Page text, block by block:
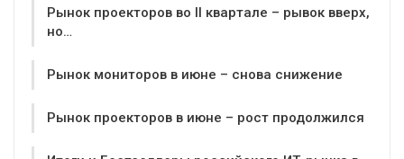
Рынок проекторов во II квартале – рывок вверх,
но…
Рынок мониторов в июне – снова снижение
Рынок проекторов в июне – рост продолжился